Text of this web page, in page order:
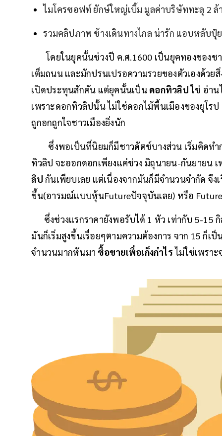
ไมโครซอฟท์ ยักษ์ใหญ่เบิ้ม มูลค่าบริษัททะลุ 2 ล้
รวมคลิปภาพ ช้างเดินทางไกล น่ารัก แอบหลับปุ๋
โดยในยุคนั้นช่วงปี ค.ศ.1600 เป็นยุคทองของชา
เต็มถนน และมักปรนเปรอความรวยของตัวเองด้วย
เปิดประทุนสักคัน แต่ยุคนั้นเป็น ดอกทิวลิปใช่ อ่า
เพราะดอกทิวลิปนั้น ไม่ใช่ดอกไม้พื้นเมืองของยุโร
ถูกอกถูกใจชาวเมืองยิ่งนัก
ซึ่งพอเป็นที่นิยมก็มีชาวดัตช์บางส่วน เริ่มคิดทำ
ทิวลิป จะออกดอกเพียงแค่ช่วง มิถุนายน-กันยายน
ลิป กันเพียบเลย แต่เนื่องจากมันก็มีจำนวนจำกัด จึ
ขึ้น(อารมณ์แบบหุ้นFutureปัจจุบันเลย) หรือ Future
ซึ่งช่วงแรกราคายังพอรับได้ 1 หัว เท่ากับ 5-15
มันก็เริ่มสูงขึ้นเรื่อยๆตามความต้องการ จาก 15 ก็เ
จำนวนมากหันมาซื้อขายเพื่อเก็งกำไร ไม่ใช่เพรา